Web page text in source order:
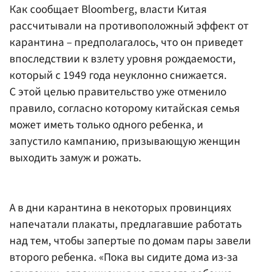
Как сообщает Bloomberg, власти Китая
рассчитывали на противоположный эффект от
карантина – предполагалось, что он приведет
впоследствии к взлету уровня рождаемости,
который с 1949 года неуклонно снижается.
С этой целью правительство уже отменило
правило, согласно которому китайская семья
может иметь только одного ребенка, и
запустило кампанию, призывающую женщин
выходить замуж и рожать.
А в дни карантина в некоторых провинциях
напечатали плакаты, предлагавшие работать
над тем, чтобы запертые по домам пары завели
второго ребенка. «Пока вы сидите дома из-за